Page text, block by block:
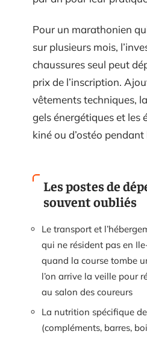
Pour un marathonien
sur plusieurs mois,
chaussures seul peut
prix de l’inscription.
vêtements techniques,
gels énergétiques et les
kiné ou d’ostéo
Les postes de
souvent oubliés
Le transport et
qui ne résident pas en
quand la course tombe
l’on arrive la veille pour
au salon des coureurs
La nutrition spécifique
(compléments, barres,